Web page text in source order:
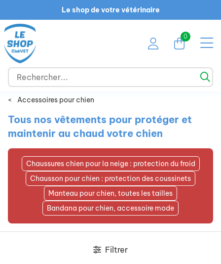
Le shop de votre vétérinaire
0
< Accessoires pour chien
Tous nos vêtements pour protéger et
maintenir au chaud votre chien
Chaussures chien pour la neige : protection du froid
Chausson pour chien : protection des coussinets
Manteau pour chien, toutes les tailles
Bandana pour chien, accessoire mode
Filtrer